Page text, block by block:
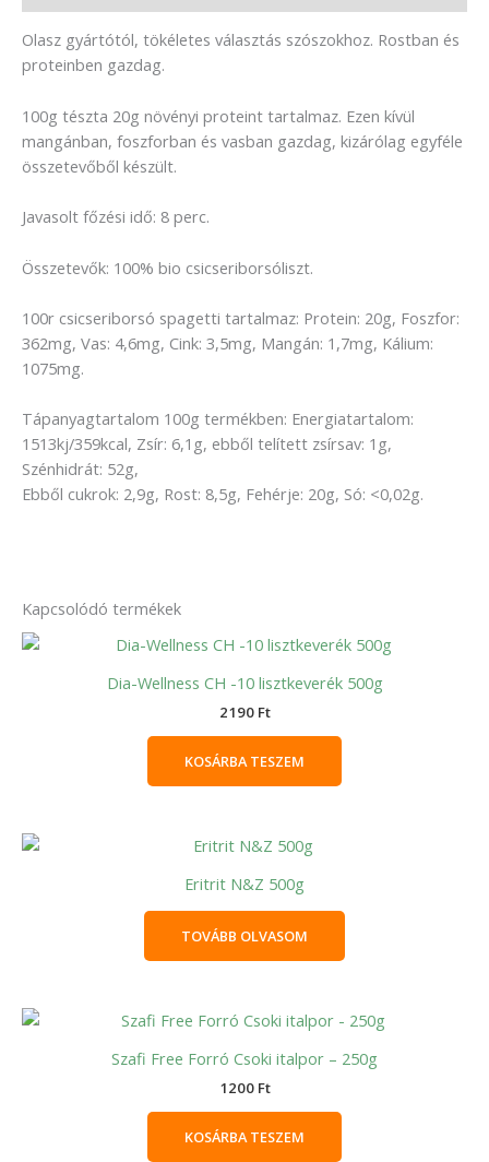
Olasz gyártótól, tökéletes választás szószokhoz. Rostban és
proteinben gazdag.
100g tészta 20g növényi proteint tartalmaz. Ezen kívül
mangánban, foszforban és vasban gazdag, kizárólag egyféle
összetevőből készült.
Javasolt főzési idő: 8 perc.
Összetevők: 100% bio csicseriborsóliszt.
100r csicseriborsó spagetti tartalmaz: Protein: 20g, Foszfor:
362mg, Vas: 4,6mg, Cink: 3,5mg, Mangán: 1,7mg, Kálium:
1075mg.
Tápanyagtartalom 100g termékben: Energiatartalom:
1513kj/359kcal, Zsír: 6,1g, ebből telített zsírsav: 1g,
Szénhidrát: 52g,
Ebből cukrok: 2,9g, Rost: 8,5g, Fehérje: 20g, Só: <0,02g.
Kapcsolódó termékek
Dia-Wellness CH -10 lisztkeverék 500g
2190 Ft
KOSÁRBA TESZEM
Eritrit N&Z 500g
TOVÁBB OLVASOM
Szafi Free Forró Csoki italpor – 250g
1200 Ft
KOSÁRBA TESZEM